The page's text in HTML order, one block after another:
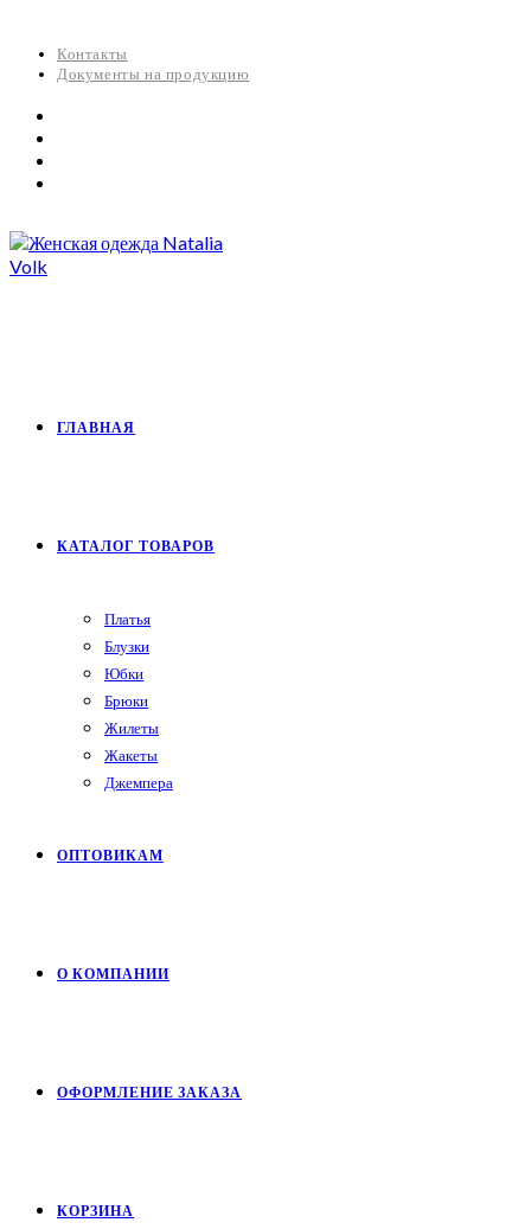
Контакты
Документы на продукцию
ГЛАВНАЯ
КАТАЛОГ ТОВАРОВ
Платья
Блузки
Юбки
Брюки
Жилеты
Жакеты
Джемпера
ОПТОВИКАМ
О КОМПАНИИ
ОФОРМЛЕНИЕ ЗАКАЗА
КОРЗИНА